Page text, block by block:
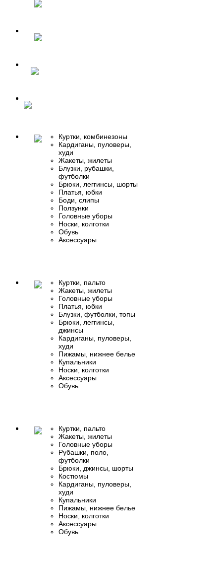
Куртки, комбинезоны
Кардиганы, пуловеры,
худи
Жакеты, жилеты
Блузки, рубашки,
футболки
Брюки, леггинсы, шорты
Платья, юбки
Боди, слипы
Ползунки
Головные уборы
Носки, колготки
Обувь
Аксессуары
Куртки, пальто
Жакеты, жилеты
Головные уборы
Платья, юбки
Блузки, футболки, топы
Брюки, леггинсы,
джинсы
Кардиганы, пуловеры,
худи
Пижамы, нижнее белье
Купальники
Носки, колготки
Аксессуары
Обувь
Куртки, пальто
Жакеты, жилеты
Головные уборы
Рубашки, поло,
футболки
Брюки, джинсы, шорты
Костюмы
Кардиганы, пуловеры,
худи
Купальники
Пижамы, нижнее белье
Носки, колготки
Аксессуары
Обувь